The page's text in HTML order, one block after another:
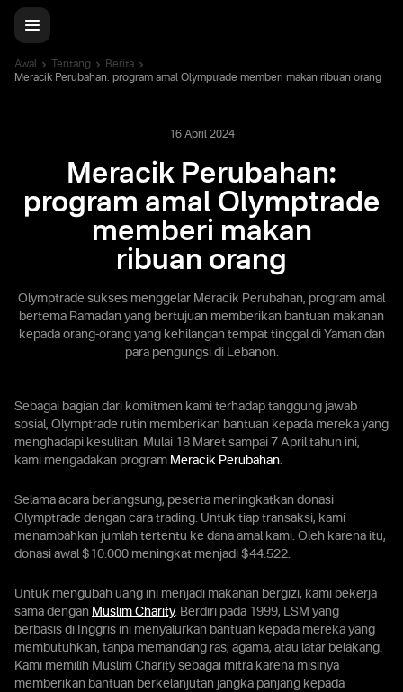
Awal Tentang
Berita
Meracik Perubahan: program amal Olymptrade memberi makan ribuan orang
16 April 2024
Meracik Perubahan:
program amal Olymptrade
memberi makan
ribuan orang
Olymptrade sukses menggelar Meracik Perubahan, program amal
bertema Ramadan yang bertujuan memberikan bantuan makanan
kepada orang-orang yang kehilangan tempat tinggal di Yaman dan
para pengungsi di Lebanon.
Sebagai bagian dari komitmen kami terhadap tanggung jawab
sosial, Olymptrade rutin memberikan bantuan kepada mereka yang
menghadapi kesulitan. Mulai 18 Maret sampai 7 April tahun ini,
kami mengadakan program Meracik Perubahan.
Selama acara berlangsung, peserta meningkatkan donasi
Olymptrade dengan cara trading. Untuk tiap transaksi, kami
menambahkan jumlah tertentu ke dana amal kami. Oleh karena itu,
donasi awal $10.000 meningkat menjadi $44.522.
Untuk mengubah uang ini menjadi makanan bergizi, kami bekerja
sama dengan Muslim Charity. Berdiri pada 1999, LSM yang
berbasis di Inggris ini menyalurkan bantuan kepada mereka yang
membutuhkan, tanpa memandang ras, agama, atau latar belakang.
Kami memilih Muslim Charity sebagai mitra karena misinya
memberikan bantuan berkelanjutan jangka panjang kepada